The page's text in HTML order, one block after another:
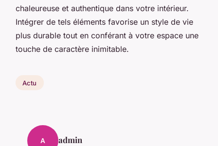
chaleureuse et authentique dans votre intérieur.
Intégrer de tels éléments favorise un style de vie
plus durable tout en conférant à votre espace une
touche de caractère inimitable.
Actu
A admin